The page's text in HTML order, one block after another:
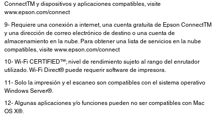
ConnectTM y dispositivos y aplicaciones compatibles, visite
www.epson.com/connect
9- Requiere una conexión a internet, una cuenta gratuita de Epson ConnectTM
y una dirección de correo electrónico de destino o una cuenta de
almacenamiento en la nube. Para obtener una lista de servicios en la nube
compatibles, visite www.epson.com/connect
10- Wi-Fi CERTIFIED™; nivel de rendimiento sujeto al rango del enrutador
utilizado. Wi-Fi Direct® puede requerir software de impresora.
11- Solo la impresión y el escaneo son compatibles con el sistema operativo
Windows Server®.
12- Algunas aplicaciones y/o funciones pueden no ser compatibles con Mac
OS X®.